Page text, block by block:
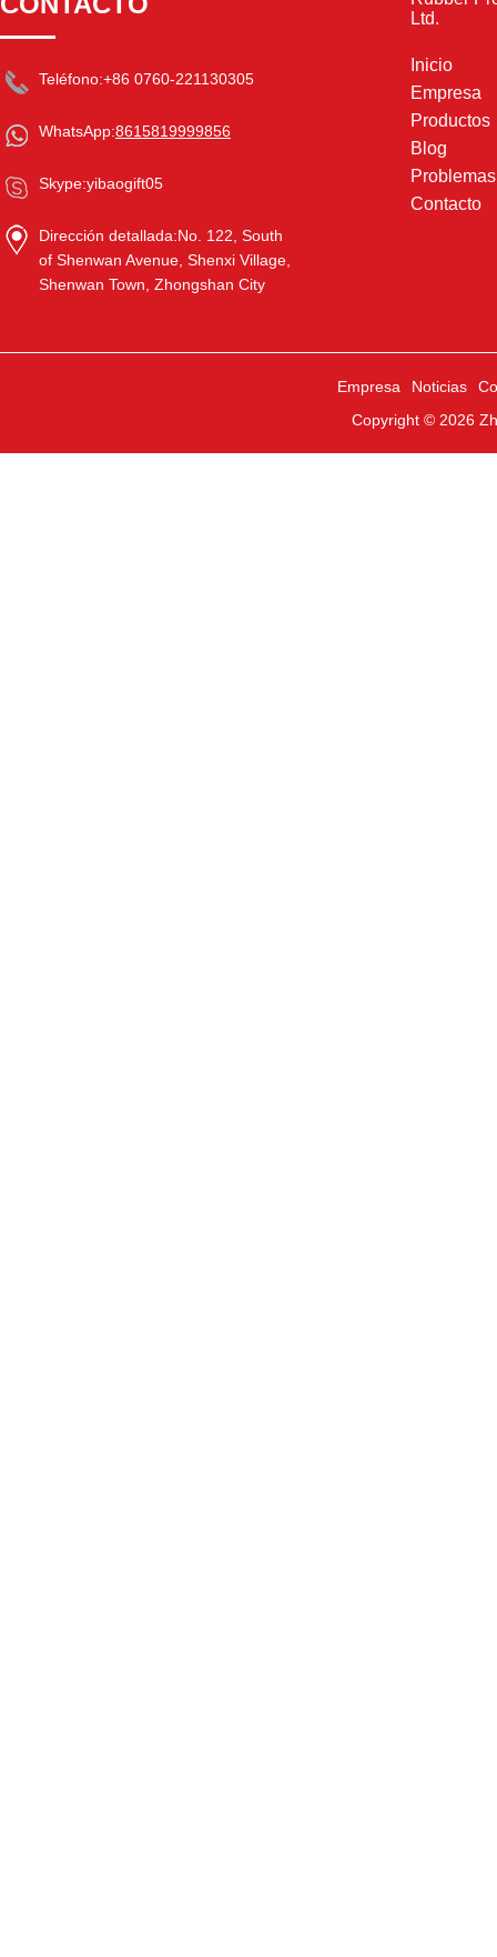
Teléfono:+86 0760-221130305
WhatsApp:8615819999856
Skype:yibaogift05
Dirección detallada:No. 122, South
of Shenwan Avenue, Shenxi Village,
Shenwan Town, Zhongshan City
Ltd.
Inicio
Empresa
Productos
Blog
Contacto
Empresa Noticias
Copyright © 2026